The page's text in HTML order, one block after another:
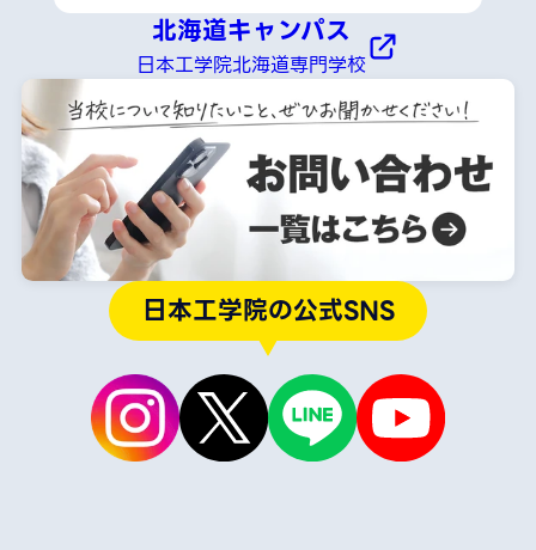
北海道キャンパス
日本工学院北海道専門学校
日本工学院の公式SNS